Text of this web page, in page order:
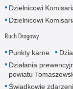
Dzielnicowi
Dzielnicowi
Ruch Drogowy
Punkty karne
Działania
powiatu
Świadkowie